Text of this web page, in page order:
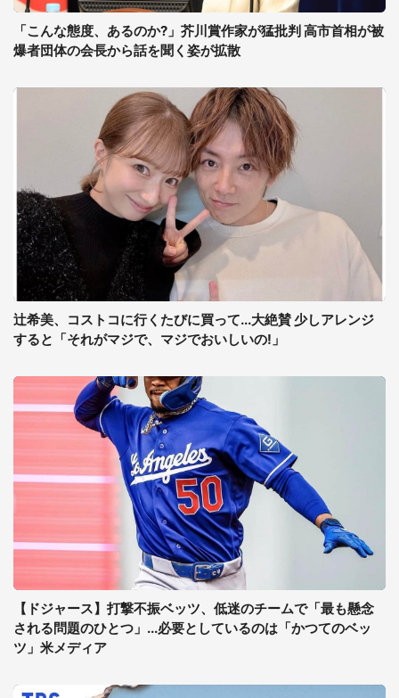
「こんな態度、あるのか?」芥川賞作家が猛批判 高市首相が被
爆者団体の会長から話を聞く姿が拡散
辻希美、コストコに行くたびに買って...大絶賛 少しアレンジ
すると「それがマジで、マジでおいしいの!」
【ドジャース】打撃不振ベッツ、低迷のチームで「最も懸念
される問題のひとつ」...必要としているのは「かつてのベッ
ツ」米メディア